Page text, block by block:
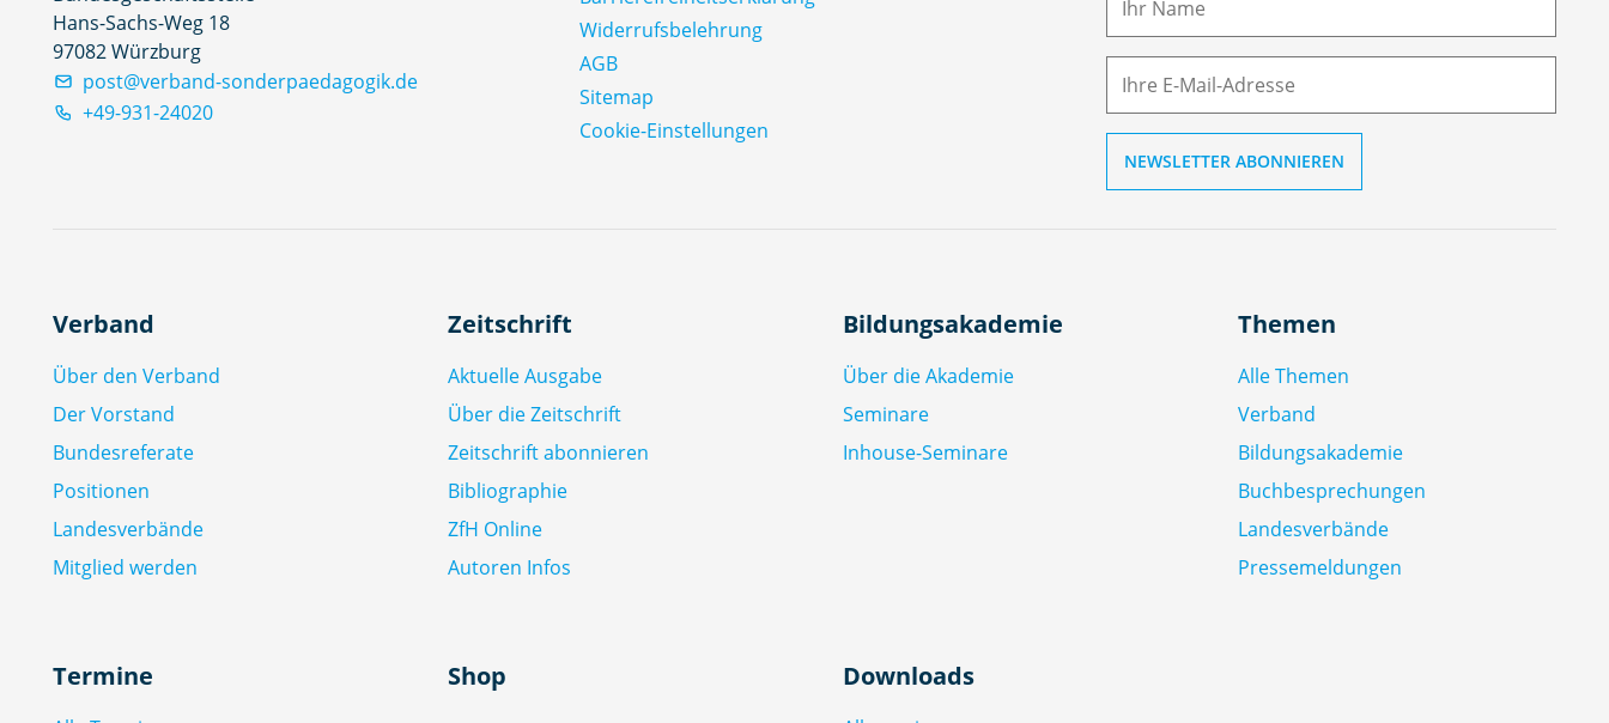
Hans-Sachs-Weg 18
97082 Würzburg
post@verband-sonderpaedagogik.de
+49-931-24020
Widerrufsbelehrung
AGB
Sitemap
Cookie-Einstellungen
M
Verband
Über den Verband
Der Vorstand
Bundesreferate
Positionen
Landesverbände
Mitglied werden
Zeitschrift
Aktuelle Ausgabe
Über die Zeitschrift
Zeitschrift abonnieren
Bibliographie
ZfH Online
Autoren Infos
Bildungsakademie
Über die Akademie
Seminare
Inhouse-Seminare
Themen
Alle Themen
Verband
Bildungsakademie
Buchbesprechungen
Landesverbände
Pressemeldungen
Termine Shop Downloads